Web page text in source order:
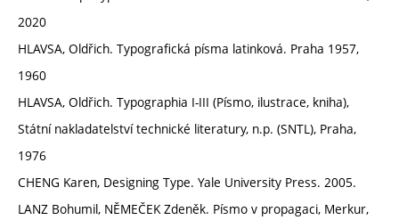
2020
HLAVSA, Oldřich. Typografická písma latinková. Praha 1957,
1960
HLAVSA, Oldřich. Typographia I-III (Písmo, ilustrace, kniha),
Státní nakladatelství technické literatury, n.p. (SNTL), Praha,
1976
CHENG Karen, Designing Type. Yale University Press. 2005.
LANZ Bohumil, NĚMEČEK Zdeněk. Písmo v propagaci, Merkur,